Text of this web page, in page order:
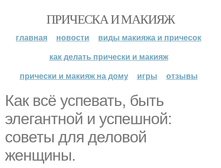
ПРИЧЕСКА И МАКИЯЖ
главная новости
виды макияжа и причесок
как делать прически и макияж
прически и макияж на дому
игры отзывы
Как всё успевать, быть
элегантной и успешной:
советы для деловой
женщины.